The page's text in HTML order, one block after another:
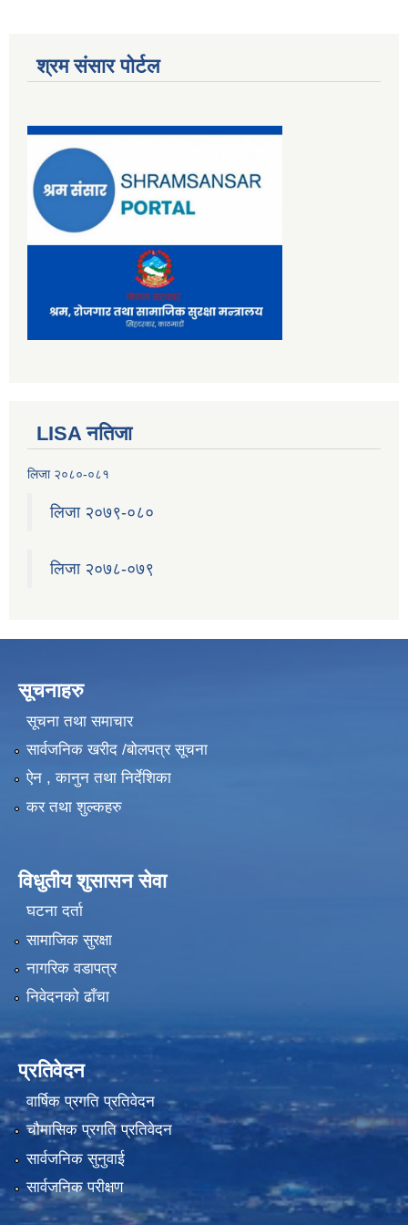
श्रम संसार पोर्टल
LISA नतिजा
लिजा २०८०-०८१
लिजा २०७९-०८०
लिजा २०७८-०७९
सूचनाहरु
सूचना तथा समाचार
सार्वजनिक खरीद /बोलपत्र सूचना
ऐन , कानुन तथा निर्देशिका
कर तथा शुल्कहरु
विधुतीय शुसासन सेवा
घटना दर्ता
सामाजिक सुरक्षा
नागरिक वडापत्र
निवेदनको ढाँचा
प्रतिवेदन
वार्षिक प्रगति प्रतिवेदन
चौमासिक प्रगति प्रतिवेदन
सार्वजनिक सुनुवाई
सार्वजनिक परीक्षण